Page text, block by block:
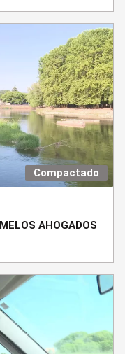
Compactado
AHOGADOS